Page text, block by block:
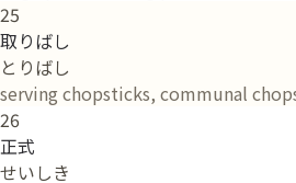
25
取りばし
とりばし
serving chopsticks, communal
26
正式
せいしき